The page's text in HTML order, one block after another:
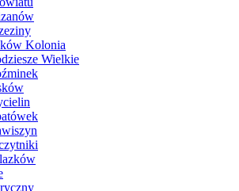
Kolonia
Wielkie